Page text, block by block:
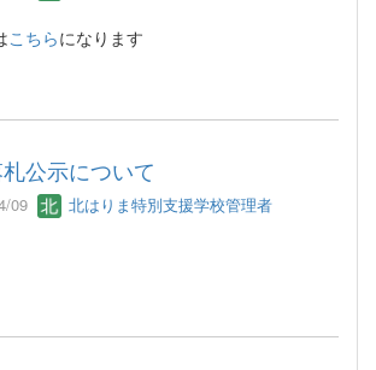
こちらになります
公示について
09 北はりま特別支援学校管理者